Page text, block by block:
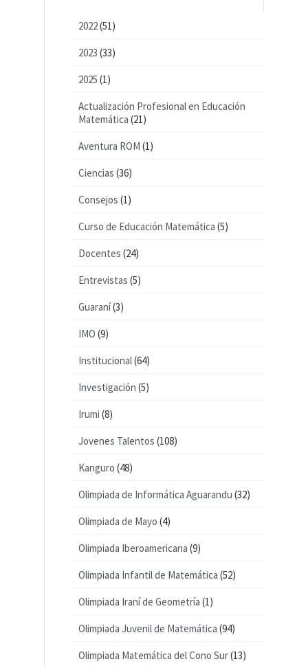
2022(51)
2023 (33)
2025 (1)
Actualización Profesional en Educación
Matemática (21)
Aventura ROM (1)
Ciencias (36)
Consejos (1)
Curso de Educación Matemática (5)
Docentes (24)
Entrevistas (5)
Guaraní(3)
IMO (9)
Institucional(64)
Investigación (5)
Irumi (8)
Jovenes Talentos (108)
Kanguro (48)
Olimpiada de Informática Aguarandu (32)
Olimpiada de Mayo (4)
Olimpiada Iberoamericana (9)
Olimpiada Infantil de Matemática (52)
Olimpiada Iraní de Geometría (1)
Olimpiada Juvenil de Matemática (94)
Olimpiada Matemática del Cono Sur(13)